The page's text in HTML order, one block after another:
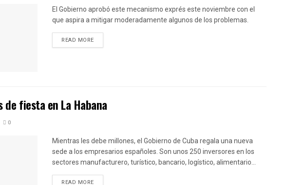
El Gobierno aprobó este mecanismo exprés este noviembre con el
que aspira a mitigar moderadamente algunos de los problemas.
READ MOREDETAILS
de fiesta en La Habana
0
Mientras les debe millones, el Gobierno de Cuba regala una nueva
sede a los empresarios españoles. Son unos 250 inversores en los
sectores manufacturero, turístico, bancario, logístico, alimentario...
READ MOREDETAILS